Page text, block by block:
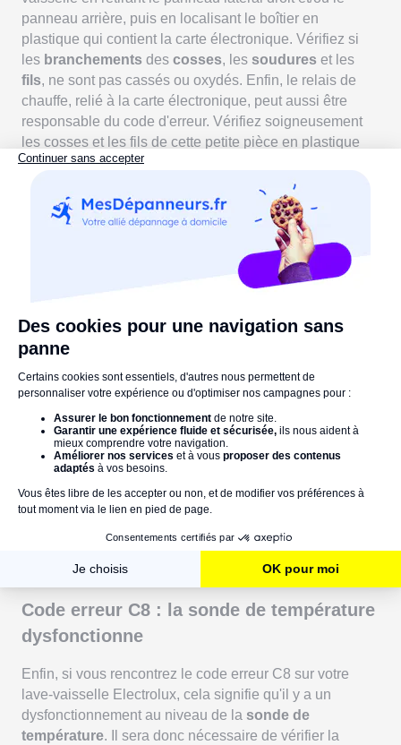
panneau arrière, puis en localisant le boîtier en
plastique qui contient la carte électronique. Vérifiez si
les branchements des cosses, les soudures et les
fils, ne sont pas cassés ou oxydés. Enfin, le relais de
chauffe, relié à la carte électronique, peut aussi être
responsable du code d'erreur. Vérifiez soigneusement
les cosses et les fils de cette petite pièce en plastique
avant de songer à le remplacer.
Si le code erreur 60 apparaît toujours malgré vos
interventions, nous vous recommandons decontacter
un professionnel.
Code erreur C3 : le moteur de la pompe
Si votre lave-vaisselle Electrolux affiche le code erreur
C3, cela signifie qu'il y a un dysfonctionnement du
vérifier si la pompe de cyclage et ses composants,
pas encrasséspar des résidus alimentaires ou des
débris. Dans le cas contraire, nettoyez la pompe de
cyclage, ainsi que leclapet anti-retour
Ensuite, assurez-vous que le moteur de la pompe de
cyclage fonctionne correctement et qu'il n'y a pas de
défaut électrique (fils cassés ou oxydés) ou mécanique.
Nous vous invitons également à tester le moteur avec un
multimètre.
Code erreur C8 : la sonde de température
dysfonctionne
Enfin, si vous rencontrez le code erreur C8 sur votre
lave-vaisselle Electrolux, cela signifie qu'il y a un
dysfonctionnement au niveau de la sonde de
température. Il sera donc nécessaire de vérifier la